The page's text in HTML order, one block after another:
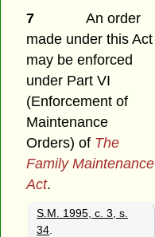
7
An order
made under this Act
may be enforced
under Part VI
(Enforcement of
Maintenance
Orders) of The
Family Maintenance
Act.
S.M. 1995, c. 3, s.
34